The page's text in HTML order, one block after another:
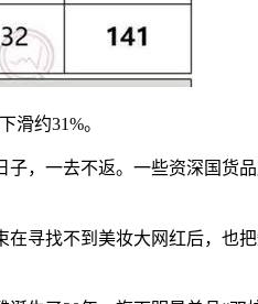
滑约31%。
，一去不返。一些资深国
寻找不到美妆大网红后，